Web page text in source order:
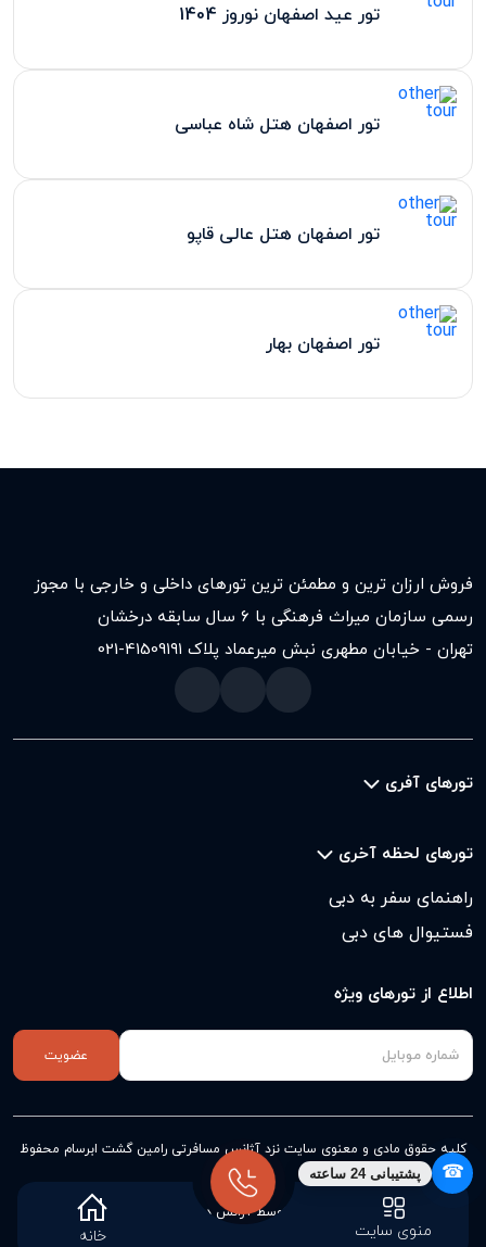
تور عید اصفهان نوروز 1404
تور اصفهان هتل شاه عباسی
تور اصفهان هتل عالی قاپو
تور اصفهان بهار
منوی سایت خانه
فروش ارزان ترین و مطمئن ترین تورهای داخلی و خارجی با مجوز
رسمی سازمان میراث فرهنگی با ۶ سال سابقه درخشان
تهران - خیابان مطهری نبش میرعماد پلاک ۱۹۱
021-41509
تورهای آفری
تورهای لحظه آخری
راهنمای سفر به دبی
فستیوال های دبی
اطلاع از تورهای ویژه
عضویت
کلیه حقوق مادی و معنوی سایت نزد آژانس مسافرتی رامین گشت ابرسام محفوظ
است
طراحی و پیاده سازی توسط آژانس دیجیتال مارکتینگ وبنا
☎ پشتیبانی 24 ساعته